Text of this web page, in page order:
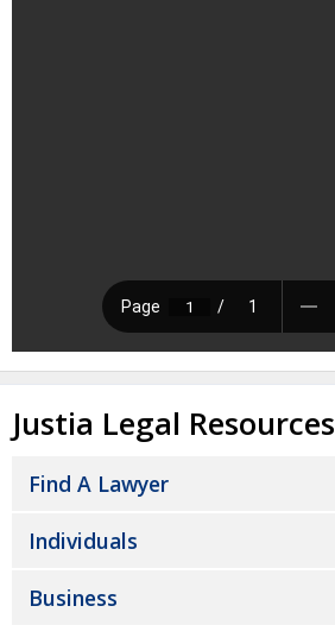
Justia Legal Resources
Find A Lawyer
Individuals
Business